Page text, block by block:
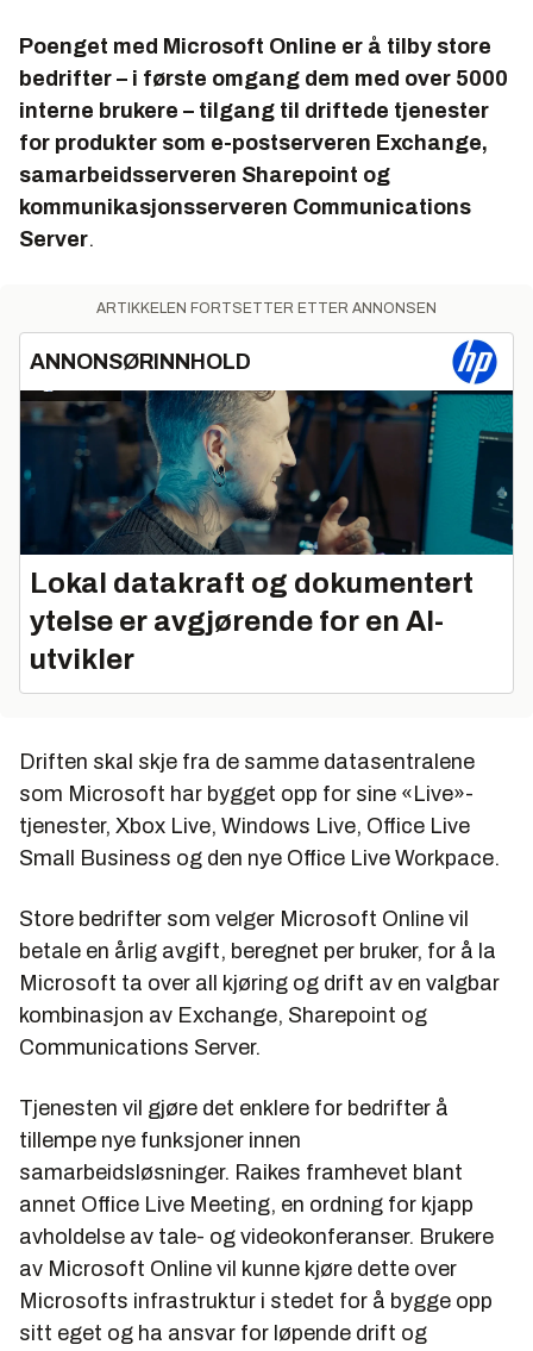
Poenget med Microsoft Online er å tilby store
bedrifter – i første omgang dem med over 5000
interne brukere – tilgang til driftede tjenester
for produkter som e-postserveren Exchange,
samarbeidsserveren Sharepoint og
kommunikasjonsserveren Communications
Server.
ARTIKKELEN FORTSETTER ETTER ANNONSEN
ANNONSØRINNHOLD
Lokal datakraft og dokumentert
ytelse er avgjørende for en AI-
utvikler
Driften skal skje fra de samme datasentralene
som Microsoft har bygget opp for sine «Live»-
tjenester, Xbox Live, Windows Live, Office Live
Small Business og den nye Office Live Workpace.
Store bedrifter som velger Microsoft Online vil
betale en årlig avgift, beregnet per bruker, for å la
Microsoft ta over all kjøring og drift av en valgbar
kombinasjon av Exchange, Sharepoint og
Communications Server.
Tjenesten vil gjøre det enklere for bedrifter å
tillempe nye funksjoner innen
samarbeidsløsninger. Raikes framhevet blant
annet Office Live Meeting, en ordning for kjapp
avholdelse av tale- og videokonferanser. Brukere
av Microsoft Online vil kunne kjøre dette over
Microsofts infrastruktur i stedet for å bygge opp
sitt eget og ha ansvar for løpende drift og